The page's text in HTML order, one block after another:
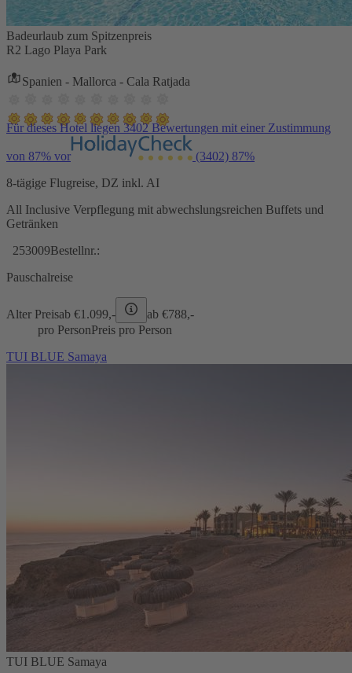
Badeurlaub zum Spitzenpreis
R2 Lago Playa Park
Spanien - Mallorca - Cala Ratjada
Für dieses Hotel liegen 3402 Bewertungen mit einer Zustimmung
von 87% vor (3402) 87%
8-tägige Flugreise, DZ inkl. AI
All Inclusive Verpflegung mit abwechslungsreichen Buffets und
Getränken
253009Bestellnr.:
Pauschalreise
Alter Preisab €1.099,- ab €788,-
pro PersonPreis pro Person
TUI BLUE Samaya
TUI BLUE Samaya